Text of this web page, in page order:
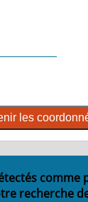
les
comme
recherche